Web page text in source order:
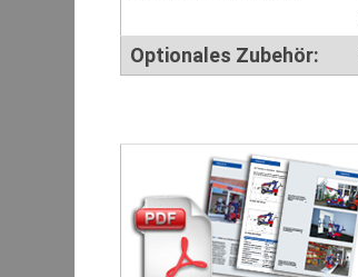
Optionales Zubehör: